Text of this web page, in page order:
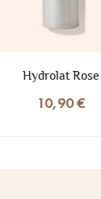
Hydrolat Rose
10,90 €